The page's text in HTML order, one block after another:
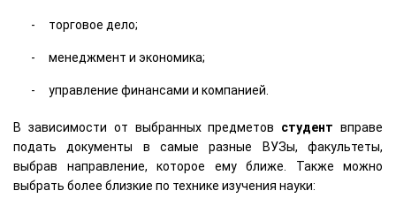
торговое дело;
менеджмент и экономика;
управление финансами и компанией.
В зависимости от выбранных предметов студент вправе
подать документы в самые разные ВУЗы, факультеты,
выбрав направление, которое ему ближе. Также можно
выбрать более близкие по технике изучения науки: